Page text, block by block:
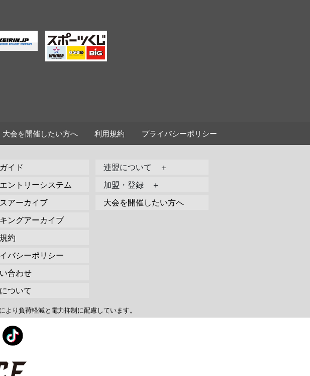
大会を開催したい方へ 利用規約 プライバシーポリシー
イド
エントリーシステム
アーカイブ
ングアーカイブ
約
バシーポリシー
合わせ
ついて
連盟について ＋
加盟・登録 ＋
大会を開催したい方へ
り負荷軽減と電力抑制に配慮しています。